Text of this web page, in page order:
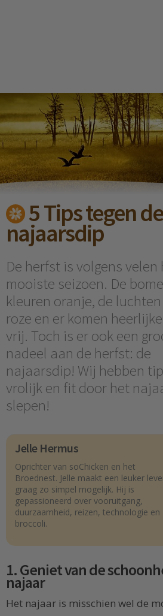
5 Tips tegen de
najaarsdip
De herfst is volgens velen
mooiste seizoen. De
kleuren oranje, de
roze en er komen
vrij. Toch is er ook een
nadeel aan de herfst: de
najaarsdip! Wij hebben
vrolijk en fit door het
slepen!
Jelle Hermus
Oprichter van soChicken en het
Broednest. Jelle maakt een leuker
graag zo simpel mogelijk. Hij is
gepassioneerd over vooruitgang,
duurzaamheid, reizen, technologie en
broccoli.
1. Geniet van de
najaar
Het najaar is misschien wel de